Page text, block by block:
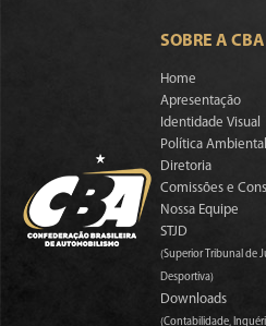
SOBRE A CBA
Home
Apresentação
Identidade Visual
Política Ambiental
Diretoria
Comissões e
Nossa Equipe
STJD
(Superior Tribunal de
Desportiva)
Downloads
(Contabilidade,